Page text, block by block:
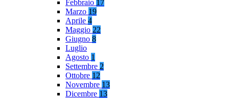
Febbraio 17
Marzo 19
Aprile 4
Maggio 22
Giugno 8
Luglio
Agosto 1
Settembre 2
Ottobre 12
Novembre 13
Dicembre 13